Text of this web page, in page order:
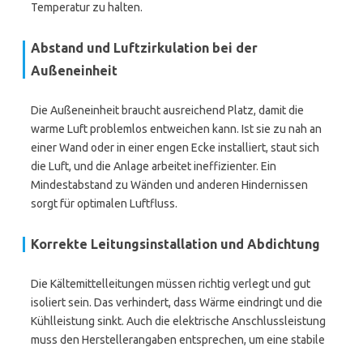
Temperatur zu halten.
Abstand und Luftzirkulation bei der
Außeneinheit
Die Außeneinheit braucht ausreichend Platz, damit die
warme Luft problemlos entweichen kann. Ist sie zu nah an
einer Wand oder in einer engen Ecke installiert, staut sich
die Luft, und die Anlage arbeitet ineffizienter. Ein
Mindestabstand zu Wänden und anderen Hindernissen
sorgt für optimalen Luftfluss.
Korrekte Leitungsinstallation und Abdichtung
Die Kältemittelleitungen müssen richtig verlegt und gut
isoliert sein. Das verhindert, dass Wärme eindringt und die
Kühlleistung sinkt. Auch die elektrische Anschlussleistung
muss den Herstellerangaben entsprechen, um eine stabile